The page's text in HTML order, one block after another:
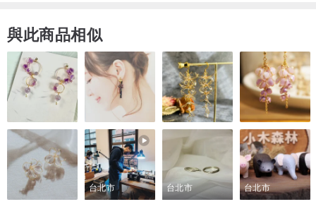
約10mm
設計是不對稱的。
｜注意事項｜
●耳針皆採用醫療級316L抗敏不鏽鋼針，但是，如果它不適合您的皮
膚，請立即停止使用。
●海濱漂流物用於材料。儘管已經過清潔和消毒，但仍有小划痕和暗
與此商品相似
台北市 台北市 台北市